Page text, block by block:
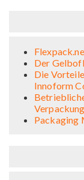
Der
Die
Innoform
Packaging